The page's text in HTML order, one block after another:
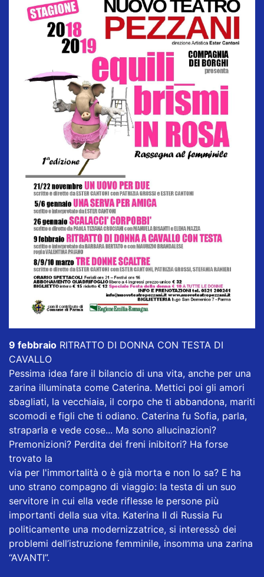
9 febbraio RITRATTO DI DONNA CON TESTA DI
CAVALLO
Pessima idea fare il bilancio di una vita, anche per una
zarina illuminata come Caterina. Mettici poi gli amori
sbagliati, la vecchiaia, il corpo che ti abbandona, mariti
scomodi e figli che ti odiano. Caterina fu Sofia, parla,
straparla e vede cose... Ma sono allucinazioni?
Premonizioni? Perdita dei freni inibitori? Ha forse
trovato la
via per l'immortalità o è già morta e non lo sa? E ha
uno strano compagno di viaggio: la testa di un suo
servitore in cui ella vede riflesse le persone più
importanti della sua vita. Katerina II di Russia Fu
politicamente una modernizzatrice, si interessò dei
problemi dell’istruzione femminile, insomma una zarina
“AVANTI”.